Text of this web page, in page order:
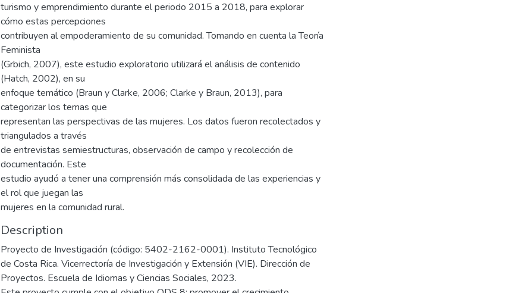
turismo y emprendimiento durante el periodo 2015 a 2018, para explorar
cómo estas percepciones
contribuyen al empoderamiento de su comunidad. Tomando en cuenta la Teoría
Feminista
(Grbich, 2007), este estudio exploratorio utilizará el análisis de contenido
(Hatch, 2002), en su
enfoque temático (Braun y Clarke, 2006; Clarke y Braun, 2013), para
categorizar los temas que
representan las perspectivas de las mujeres. Los datos fueron recolectados y
triangulados a través
de entrevistas semiestructuras, observación de campo y recolección de
documentación. Este
estudio ayudó a tener una comprensión más consolidada de las experiencias y
el rol que juegan las
mujeres en la comunidad rural.
Description
Proyecto de Investigación (código: 5402-2162-0001). Instituto Tecnológico
de Costa Rica. Vicerrectoría de Investigación y Extensión (VIE). Dirección de
Proyectos. Escuela de Idiomas y Ciencias Sociales, 2023.